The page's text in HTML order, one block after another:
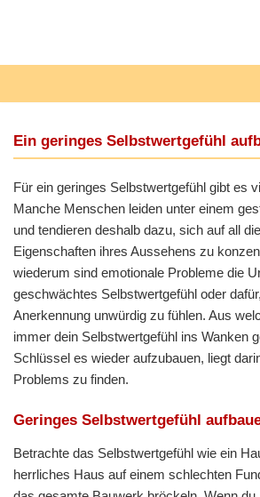
Inhalt
Ein geringes Selbstwertgefühl
Für ein geringes Selbstwertgefühl gibt es
Manche Menschen leiden unter einem
und tendieren deshalb dazu, sich auf all
Eigenschaften ihres Aussehens zu
wiederum sind emotionale Probleme die
geschwächtes Selbstwertgefühl oder
Anerkennung unwürdig zu fühlen. Aus
immer dein Selbstwertgefühl ins Wanken
Schlüssel es wieder aufzubauen, liegt
Problems zu finden.
Geringes Selbstwertgefühl
Betrachte das Selbstwertgefühl wie ein
herrliches Haus auf einem schlechten